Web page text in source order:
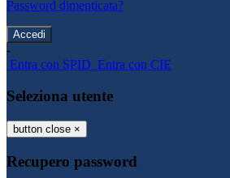
Password dimenticata?
-
Entra con SPID Entra con CIE
Seleziona utente
button close ×
Recupero password